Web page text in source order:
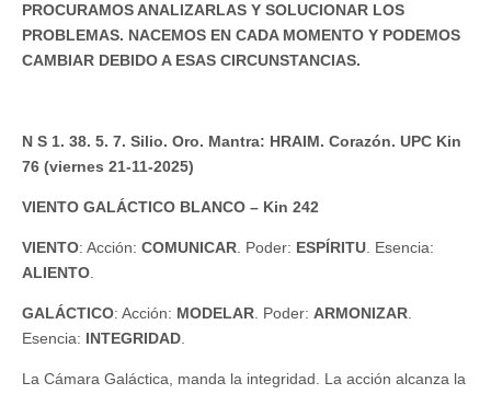
PROCURAMOS ANALIZARLAS Y SOLUCIONAR LOS
PROBLEMAS. NACEMOS EN CADA MOMENTO Y PODEMOS
CAMBIAR DEBIDO A ESAS CIRCUNSTANCIAS.
N S 1. 38. 5. 7. Silio. Oro. Mantra: HRAIM. Corazón. UPC Kin
76 (viernes 21-11-2025)
VIENTO GALÁCTICO BLANCO – Kin 242
VIENTO: Acción: COMUNICAR. Poder: ESPÍRITU. Esencia:
ALIENTO.
GALÁCTICO: Acción: MODELAR. Poder: ARMONIZAR.
Esencia: INTEGRIDAD.
La Cámara Galáctica, manda la integridad. La acción alcanza la